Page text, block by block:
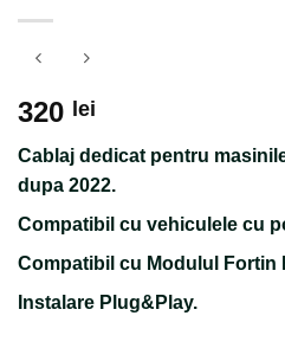
320 lei
Cablaj dedicat pentru
dupa 2022.
Compatibil cu vehiculele cu
Compatibil cu Modulul Fortin
Instalare Plug&Play.